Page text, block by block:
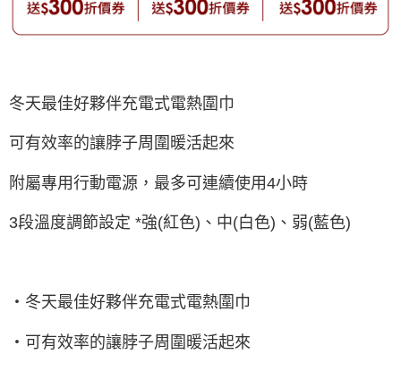
冬天最佳好夥伴充電式電熱圍巾
可有效率的讓脖子周圍暖活起來
附屬專用行動電源，最多可連續使用4小時
3段溫度調節設定 *強(紅色)、中(白色)、弱(藍色)
・冬天最佳好夥伴充電式電熱圍巾
・可有效率的讓脖子周圍暖活起來